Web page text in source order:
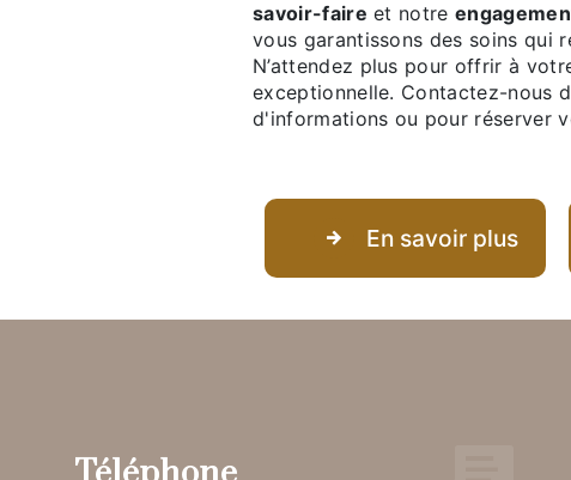
savoir-faire et notre
vous garantissons des soins qui
N’attendez plus pour offrir à
exceptionnelle. Contactez-nous
d'informations ou pour réserver
En savoir plus